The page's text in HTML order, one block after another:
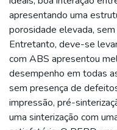
apresentando uma
porosidade elevada,
Entretanto, deve-se
com ABS apresentou
desempenho em todas
sem presença de
impressão, pré-
uma sinterização com